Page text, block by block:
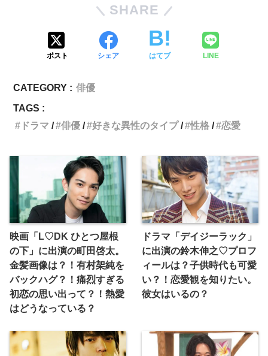
SHARE
ポスト シェア はてブ LINE
CATEGORY : 俳優
TAGS :
ドラマ
俳優 好きな異性のタイプ 性格 恋愛
映画「L♡DK ひとつ屋根
の下」に出演の町田啓太。
金髪画像は？！有村架純を
バックハグ？！痛烈すぎる
初恋の思い出って？！熱愛
はどうなっている？
ドラマ「デイジーラック」
に出演の鈴木伸之♡プロフ
ィールは？子供時代も可愛
い？！恋愛観を知りたい。
彼女はいるの？